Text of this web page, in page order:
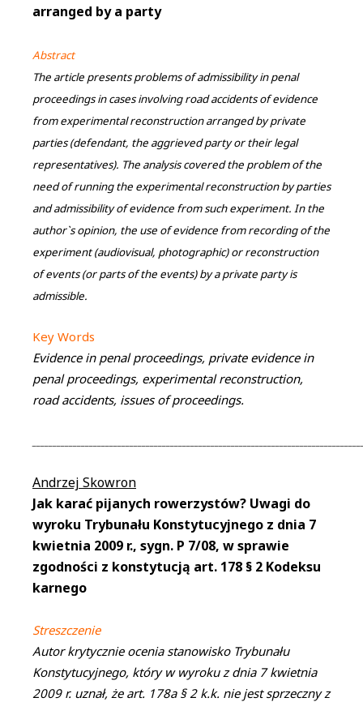
arranged by a party
Abstract
The article presents problems of admissibility in penal
proceedings in cases involving road accidents of evidence
from experimental reconstruction arranged by private
parties (defendant, the aggrieved party or their legal
representatives). The analysis covered the problem of the
need of running the experimental reconstruction by parties
and admissibility of evidence from such experiment. In the
author`s opinion, the use of evidence from recording of the
experiment (audiovisual, photographic) or reconstruction
of events (or parts of the events) by a private party is
admissible.
Key Words
Evidence in penal proceedings, private evidence in
penal proceedings, experimental reconstruction,
road accidents, issues of proceedings.
Andrzej Skowron
Jak karać pijanych rowerzystów? Uwagi do
wyroku Trybunału Konstytucyjnego z dnia 7
kwietnia 2009 r., sygn. P 7/08, w sprawie
zgodności z konstytucją art. 178 § 2 Kodeksu
karnego
Streszczenie
Autor krytycznie ocenia stanowisko Trybunału
Konstytucyjnego, który w wyroku z dnia 7 kwietnia
2009 r. uznał, że art. 178a § 2 k.k. nie jest sprzeczny z